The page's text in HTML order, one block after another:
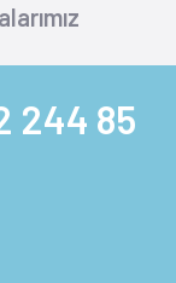
244 85